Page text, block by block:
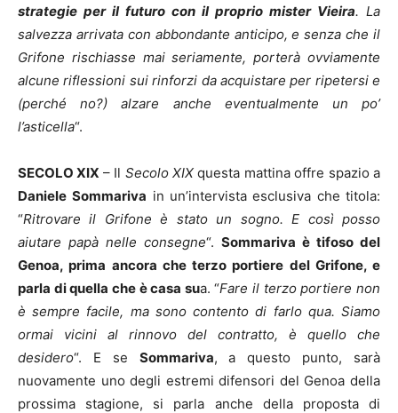
strategie per il futuro con il proprio mister Vieira. La
salvezza arrivata con abbondante anticipo, e senza che il
Grifone rischiasse mai seriamente, porterà ovviamente
alcune riflessioni sui rinforzi da acquistare per ripetersi e
(perché no?) alzare anche eventualmente un po’
l’asticella“.
SECOLO XIX – Il Secolo XIX questa mattina offre spazio a
Daniele Sommariva in un’intervista esclusiva che titola:
“Ritrovare il Grifone è stato un sogno. E così posso
aiutare papà nelle consegne“. Sommariva è tifoso del
Genoa, prima ancora che terzo portiere del Grifone, e
parla di quella che è casa sua. “Fare il terzo portiere non
è sempre facile, ma sono contento di farlo qua. Siamo
ormai vicini al rinnovo del contratto, è quello che
desidero“. E se Sommariva, a questo punto, sarà
nuovamente uno degli estremi difensori del Genoa della
prossima stagione, si parla anche della proposta di